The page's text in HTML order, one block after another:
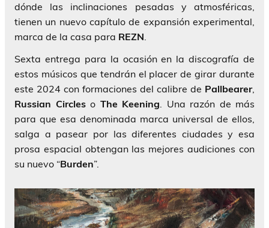
dónde las inclinaciones pesadas y atmosféricas,
tienen un nuevo capítulo de expansión experimental,
marca de la casa para REZN.
Sexta entrega para la ocasión en la discografía de
estos músicos que tendrán el placer de girar durante
este 2024 con formaciones del calibre de Pallbearer,
Russian Circleso The Keening. Una razón de más
para que esa denominada marca universal de ellos,
salga a pasear por las diferentes ciudades y esa
prosa espacial obtengan las mejores audiciones con
su nuevo “Burden”.